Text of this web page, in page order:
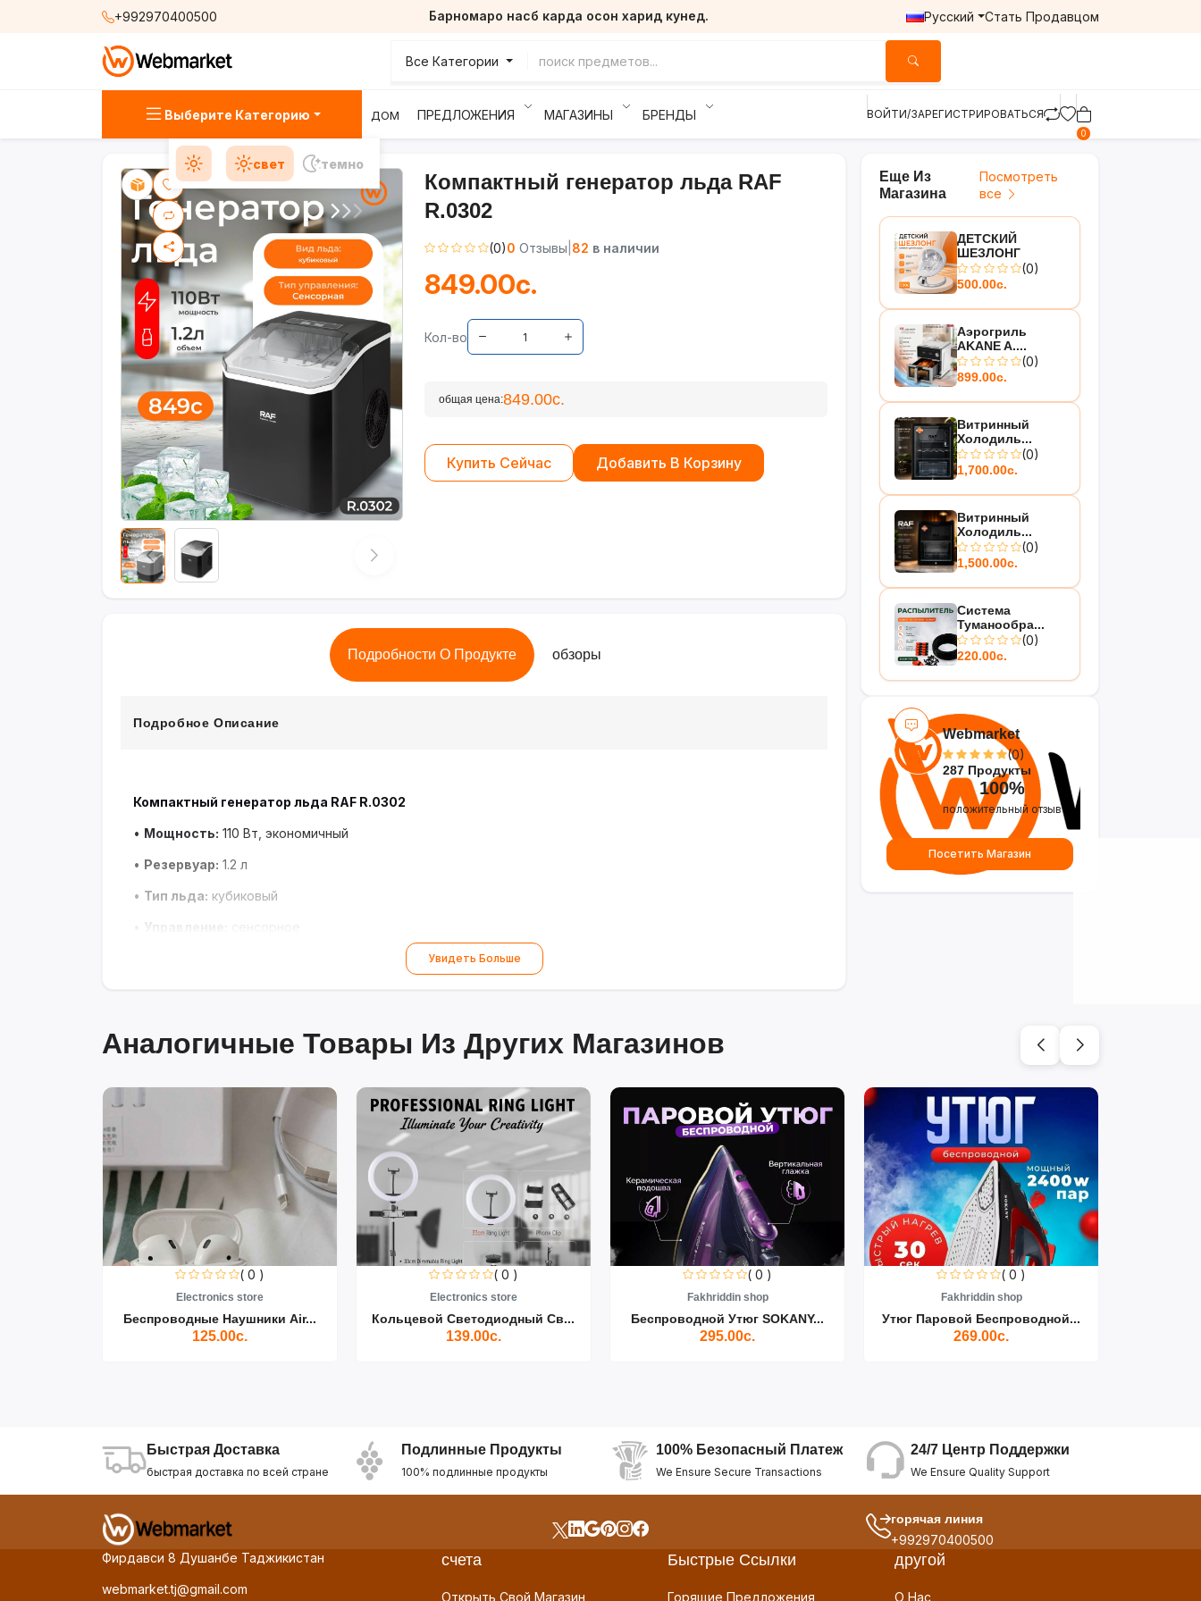
+992970400500 Барномаро насб карда осон харид кунед. Русский Стать Продавцом
Все Категории
Выберите Категорию ДОМ ПРЕДЛОЖЕНИЯ МАГАЗИНЫ БРЕНДЫ ВОЙТИ/ЗАРЕГИСТРИРОВАТЬСЯ
0
свет темно
Компактный генератор льда RAF
R.0302
(0)0 Отзывы 82 в наличии
849.00с.
Кол-во
общая цена:849.00с.
Купить Сейчас Добавить В Корзину
Подробности О Продукте обзоры
Подробное Описание
Компактный генератор льда RAF R.0302
• Мощность: 110 Вт, экономичный
• Резервуар: 1.2 л
• Тип льда: кубиковый
Управление:
черный корпус с прозрачной крышкойУвидеть Больше
Еще Из
Магазина
Посмотреть
все
ДЕТСКИЙ
ШЕЗЛОНГ
(0)
500.00с.
Аэрогриль
AKANE A....
(0)
899.00с.
Витринный
Холодиль...
(0)
1,700.00с.
Витринный
Холодиль...
(0)
1,500.00с.
Система
Туманообра...
(0)
220.00с.
Webmarket
(0)
287 Продукты
100%
положительный отзыв
Посетить Магазин
Аналогичные Товары Из Других Магазинов
( 0 )
Electronics store
Беспроводные Наушники Air...
125.00с.
( 0 )
Electronics store
Кольцевой Светодиодный Св...
139.00с.
( 0 )
Fakhriddin shop
Беспроводной Утюг SOKANY...
295.00с.
( 0 )
Fakhriddin shop
Утюг Паровой Беспроводной...
269.00с.
Быстрая Доставка
быстрая доставка по всей стране
Подлинные Продукты
100% подлинные продукты
100% Безопасный Платеж
We Ensure Secure Transactions
24/7 Центр Поддержки
We Ensure Quality Support
горячая линия
+992970400500
Фирдавси 8 Душанбе Таджикистан
webmarket.tj@gmail.com
счета
Открыть Свой Магазин
Быстрые Ссылки
Горящие Предложения
другой
О Нас